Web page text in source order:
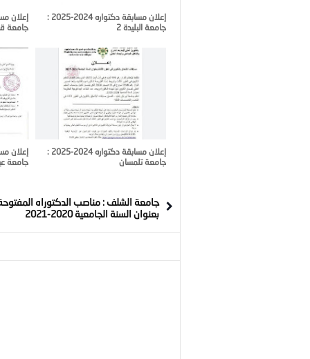
إعلان مسابقة دكتواره 2024-2025 :
جامعة البليدة 2
جامعة
إعلان مسابقة دكتواره 2024-2025 :
جامعة تلمسان
جامعة
جامعة الشلف : مناصب الدكتوراه
بعنوان السنة الجامعية 2020-2021